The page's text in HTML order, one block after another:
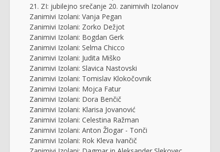
21. ZI: jubilejno srečanje 20. zanimivih Izolanov
Zanimivi Izolani: Vanja Pegan
Zanimivi Izolani: Zorko Dežjot
Zanimivi Izolani: Bogdan Gerk
Zanimivi Izolani: Selma Chicco
Zanimivi Izolani: Judita Miško
Zanimivi Izolani: Slavica Nastovski
Zanimivi Izolani: Tomislav Klokočovnik
Zanimivi Izolani: Mojca Fatur
Zanimivi Izolani: Dora Benčič
Zanimivi Izolani: Klarisa Jovanović
Zanimivi Izolani: Celestina Ražman
Zanimivi Izolani: Anton Žlogar - Tonči
Zanimivi Izolani: Rok Kleva Ivančič